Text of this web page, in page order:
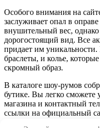
Особого внимания на
заслуживает опал в
внушительный вес,
дорогостоящий вид. Все
придает им уникальности.
браслеты, и колье,
скромный образ.
В каталоге шоу-румов
бутике. Вы легко сможете
магазина и контактный
ссылки на официальный